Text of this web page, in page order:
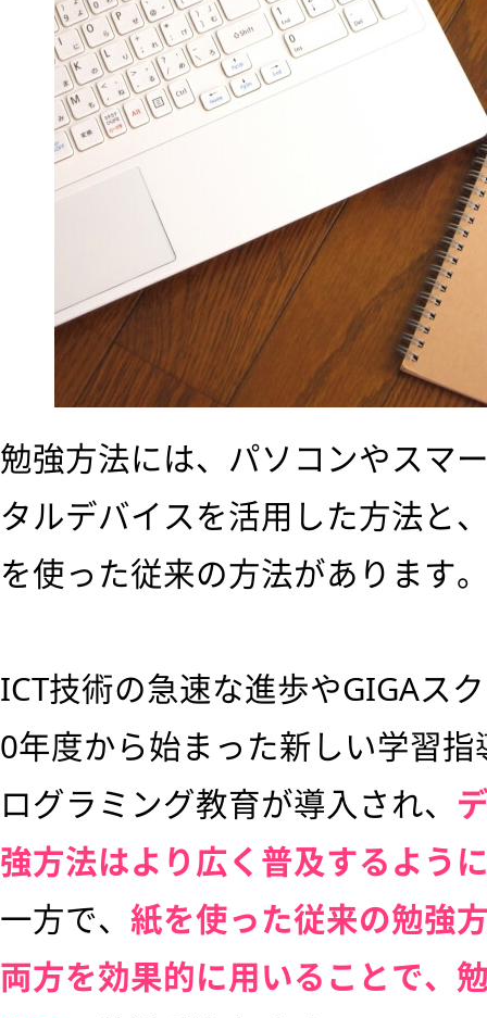
勉強方法には、パソコンやスマ
タルデバイスを活用した方法と
を使った従来の方法があります
ICT技術の急速な進歩やGIGAス
0年度から始まった新しい学習
ログラミング教育が導入され、
強方法はより広く普及するよう
一方で、 紙を使った従来の勉強
両方を効果的に用いることで、